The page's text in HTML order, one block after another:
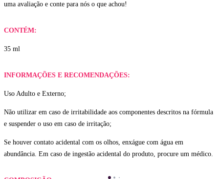
uma avaliação e conte para nós o que achou!
CONTÉM:
35 ml
INFORMAÇÕES E RECOMENDAÇÕES:
Uso Adulto e Externo;
Não utilizar em caso de irritabilidade aos componentes descritos na fórmula
e suspender o uso em caso de irritação;
Se houver contato acidental com os olhos, enxágue com água em
abundância. Em caso de ingestão acidental do produto, procure um médico.